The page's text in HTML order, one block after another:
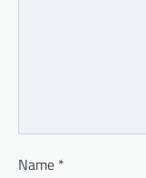
Name *